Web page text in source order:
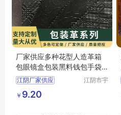
厂家供应多种花型人造革箱
包眼镜盒包装黑料钱包手袋
印刷皮革
江阴厂家供应
江阴市宇
￥ 9.20